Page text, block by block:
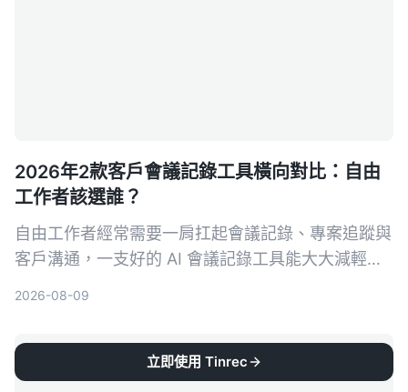
2026年2款客戶會議記錄工具橫向對比：自由
工作者該選誰？
自由工作者經常需要一肩扛起會議記錄、專案追蹤與
客戶溝通，一支好的 AI 會議記錄工具能大大減輕負
2026-08-09
立即使用 Tinrec